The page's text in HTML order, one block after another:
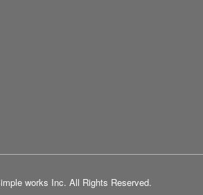
works Inc. All Rights Reserved.